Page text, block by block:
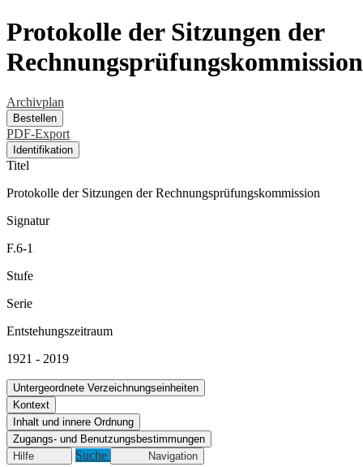
Protokolle der Sitzungen der
Rechnungsprüfungskommission
Archivplan
Bestellen
PDF-Export
Identifikation
Titel
Protokolle der Sitzungen der Rechnungsprüfungskommission
Signatur
F.6-1
Stufe
Serie
Entstehungszeitraum
1921 - 2019
Untergeordnete Verzeichnungseinheiten
Kontext
Inhalt und innere Ordnung
Zugangs- und Benutzungsbestimmungen
Hilfe
Suche Navigation